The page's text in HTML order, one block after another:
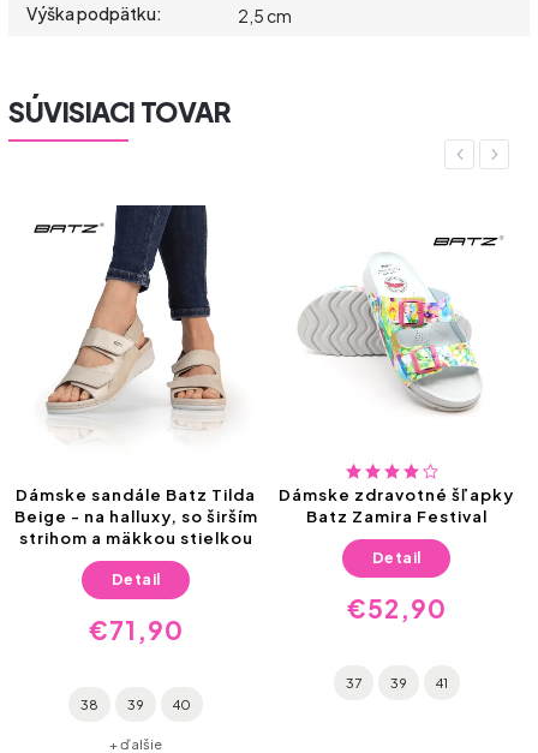
Výška podpätku: 2,5 cm
SÚVISIACI TOVAR
Previous
Dámske sandále Batz Tilda
Beige - na halluxy, so širším
strihom a mäkkou stielkou
€71,90
Detail
38 39 40
+ ďalšie
Dámske zdravotné šľapky
Batz Zamira Festival
€52,90
Detail
37 39 41
Next